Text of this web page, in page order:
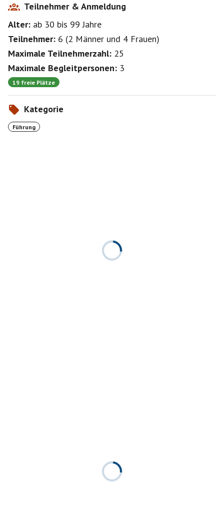
Teilnehmer & Anmeldung
Alter: ab 30 bis 99Jahre
Teilnehmer: 6 (2 Männer und 4 Frauen)
Maximale Teilnehmerzahl: 25
Maximale Begleitpersonen: 3
19 freie Plätze
Kategorie
Führung